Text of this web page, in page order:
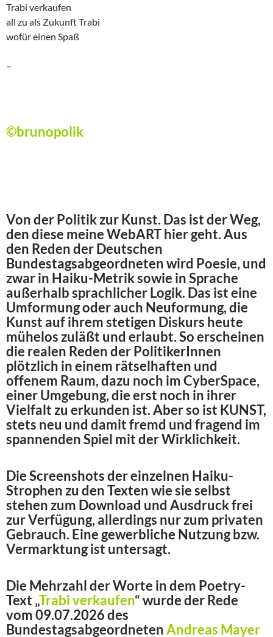
Trabi verkaufen
all zu als Zukunft Trabi
wofür einen Spaß
–
©brunopolik
Von der Politik zur Kunst. Das ist der Weg,
den diese meine WebART hier geht. Aus
den Reden der Deutschen
Bundestagsabgeordneten wird Poesie, und
zwar in Haiku-Metrik sowie in Sprache
außerhalb sprachlicher Logik. Das ist eine
Umformung oder auch Neuformung, die
Kunst auf ihrem stetigen Diskurs heute
mühelos zuläßt und erlaubt. So erscheinen
die realen Reden der PolitikerInnen
plötzlich in einem rätselhaften und
offenem Raum, dazu noch im CyberSpace,
einer Umgebung, die erst noch in ihrer
Vielfalt zu erkunden ist. Aber so ist KUNST,
stets neu und damit fremd und fragend im
spannenden Spiel mit der Wirklichkeit.
Die Screenshots der einzelnen Haiku-
Strophen zu den Texten wie sie selbst
stehen zum Download und Ausdruck frei
zur Verfügung, allerdings nur zum privaten
Gebrauch. Eine gewerbliche Nutzung bzw.
Vermarktung ist untersagt.
Die Mehrzahl der Worte in dem Poetry-
Text „Trabi verkaufen“ wurde der Rede
vom 09.07.2026 des
BundestagsabgeordnetenAndreas Mayer